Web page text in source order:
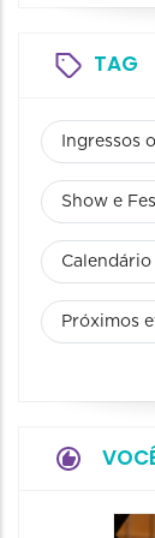
TAG
Ingressos
Show e
Próximos